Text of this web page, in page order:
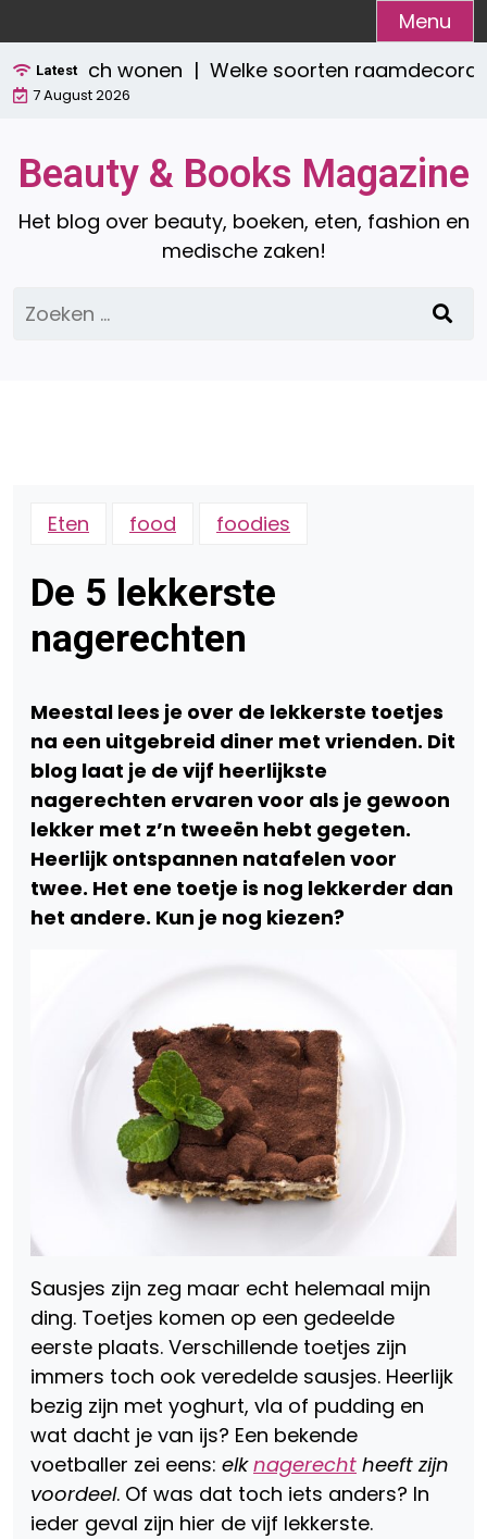
naar
de
inhoud
Menu
Latest wonen |Welke soorten raamdecoratie
7 August 2026
Beauty & Books Magazine
Het blog over beauty, boeken, eten, fashion en
medische zaken!
Zoeken
naar:
Eten food foodies
De 5 lekkerste
nagerechten
Meestal lees je over de lekkerste toetjes
na een uitgebreid diner met vrienden. Dit
blog laat je de vijf heerlijkste
nagerechten ervaren voor als je gewoon
lekker met z’n tweeën hebt gegeten.
Heerlijk ontspannen natafelen voor
twee. Het ene toetje is nog lekkerder dan
het andere. Kun je nog kiezen?
Sausjes zijn zeg maar echt helemaal mijn
ding. Toetjes komen op een gedeelde
eerste plaats. Verschillende toetjes zijn
immers toch ook veredelde sausjes. Heerlijk
bezig zijn met yoghurt, vla of pudding en
wat dacht je van ijs? Een bekende
voetballer zei eens: elknagerecht heeft zijn
voordeel. Of was dat toch iets anders? In
ieder geval zijn hier de vijf lekkerste.